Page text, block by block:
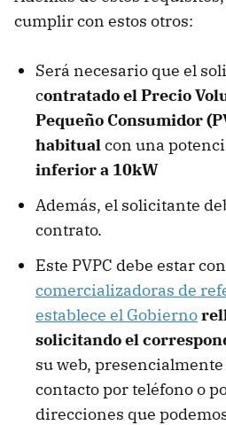
cumplir con estos otros:
Será necesario que el
contratado el Precio
Pequeño Consumidor
habitualcon una
inferior a 10kW
Además, el solicitante
contrato.
Este PVPC debe estar
comercializadoras de
establece el Gobierno
solicitando el
su web,
contacto por teléfono o
direcciones que